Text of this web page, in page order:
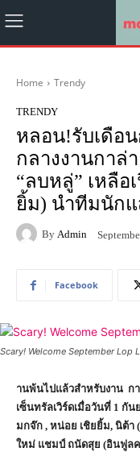
Home Trendy
TRENDY
หลอน!รับเดือ
กลางงานกาล่
“ลบหลู่” เหลื
ยิ้ม) นำทีมนัก
By Admin
Facebook
Scary! Welcome September Lop
านพ้นไปแล้วสำหรับงาน ก
เซ็นทรัลเวิร์ดเมื่อวันที่ 1 กั
มกจ๊ก , หน่อย เชิยยิ้ม, นิต้า
ใหม่ แชมป์ ถนัดสุย (อินฟูลค